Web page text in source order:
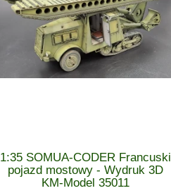
1:35 SOMUA-CODER Francuski
pojazd mostowy - Wydruk 3D
KM-Model 35011